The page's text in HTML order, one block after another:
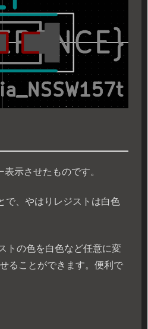
示させたものです。
で、やはりレジストは白色
トの色を白色など任意に変
ることができます。便利で